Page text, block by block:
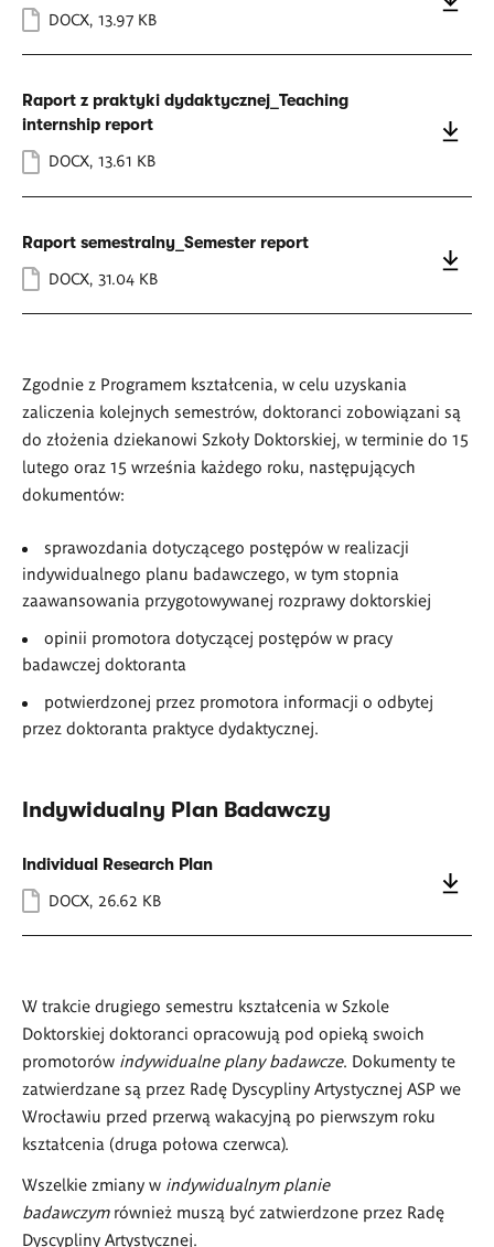
DOCX, 13.97 KB
Raport z praktyki dydaktycznej_Teaching
internship report
DOCX, 13.61 KB
Raport semestralny_Semester report
DOCX 31.04 KB
Zgodnie z Programem kształcenia, w celu uzyskania
zaliczenia kolejnych semestrów, doktoranci zobowiązani są
do złożenia dziekanowi Szkoły Doktorskiej, w terminie do 15
lutego oraz 15 września każdego roku, następujących
dokumentów:
sprawozdania dotyczącego postępów w realizacji
indywidualnego planu badawczego, w tym stopnia
zaawansowania przygotowywanej rozprawy doktorskiej
opinii promotora dotyczącej postępów w pracy
badawczej doktoranta
potwierdzonej przez promotora informacji o odbytej
przez doktoranta praktyce dydaktycznej.
Indywidualny Plan Badawczy
Individual Research Plan
DOCX, 26.62 KB
W trakcie drugiego semestru kształcenia w Szkole
Doktorskiej doktoranci opracowują pod opieką swoich
promotorów indywidualneplanybadawcze. Dokumenty te
zatwierdzane są przez Radę Dyscypliny Artystycznej ASP we
Wrocławiu przed przerwą wakacyjną po pierwszym roku
kształcenia (druga połowa czerwca).
Wszelkie zmiany w indywidualnym planie
badawczymrównież muszą być zatwierdzone przez Radę
Dyscypliny Artystycznej.